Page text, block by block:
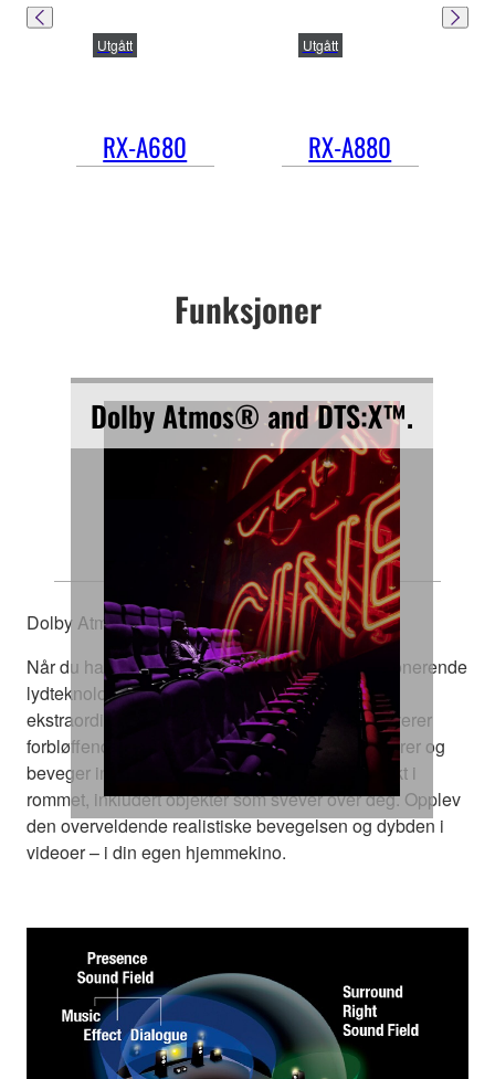
RX-A680
Utgått
RX-A880
Utgått
Funksjoner
Dolby Atmos® and DTS:X™.
Utforsk alle dimensjoner
Dolby Atmos® og DTS:X™
Når du har utstyr som inneholder all denne imponerende
lydteknologien, løftes du fra det ordinære til en
ekstraordinær opplevelse. Disse apparatene leverer
forbløffende rik og realistisk surroundlyd, plasserer og
beveger individuelle lyder til ethvert virtuelt punkt i
rommet, inkludert objekter som svever over deg. Opplev
den overveldende realistiske bevegelsen og dybden i
videoer – i din egen hjemmekino.